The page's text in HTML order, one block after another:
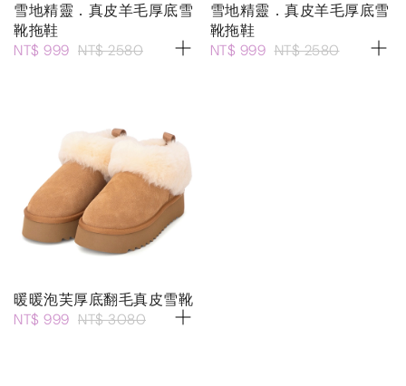
雪地精靈．真皮羊毛厚底雪
靴拖鞋
NT$ 999 NT$ 2580
雪地精靈．真皮羊毛厚底雪
靴拖鞋
NT$ 999 NT$ 2580
暖暖泡芙厚底翻毛真皮雪靴
NT$ 999 NT$ 3080